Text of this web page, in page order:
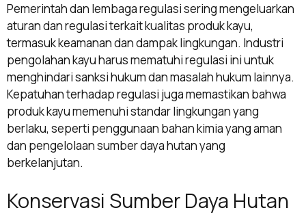
Pemerintah dan lembaga regulasi sering mengeluarkan
aturan dan regulasi terkait kualitas produk kayu,
termasuk keamanan dan dampak lingkungan. Industri
pengolahan kayu harus mematuhi regulasi ini untuk
menghindari sanksi hukum dan masalah hukum lainnya.
Kepatuhan terhadap regulasi juga memastikan bahwa
produk kayu memenuhi standar lingkungan yang
berlaku, seperti penggunaan bahan kimia yang aman
dan pengelolaan sumber daya hutan yang
berkelanjutan.
Konservasi Sumber Daya Hutan